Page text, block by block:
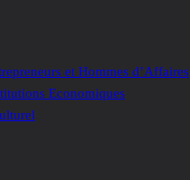
et Hommes d’Affaires
Economiques